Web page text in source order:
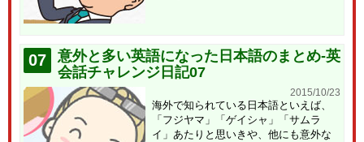
07
意外と多い英語になった日本語のまとめ-英
会話チャレンジ日記07
2015/10/23
海外で知られている日本語といえば、
「フジヤマ」「ゲイシャ」「サムラ
イ」あたりと思いきや、他にも意外な